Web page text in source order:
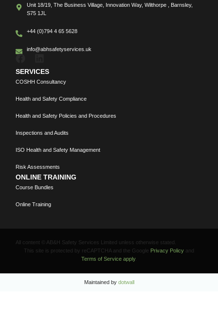
Unit 18/19, The Business Village, Innovation Way, Wilthorpe , Barnsley,
S75 1JL
+44 (0)794 4 65 5628
info@abhsafetyservices.uk
SERVICES
COSHH Consultancy
Health and Safety Compliance
Health and Safety Policies and Procedures
Inspections and Audits
ISO Health and Safety Management
Risk Assessments
ONLINE TRAINING
Course Bundles
Online Training
All content © AB&H Safety Services Limited unless otherwise stated.
This site is protected by reCAPTCHA and the Google Privacy Policyand
Terms of Service apply.
Maintained by dotwall